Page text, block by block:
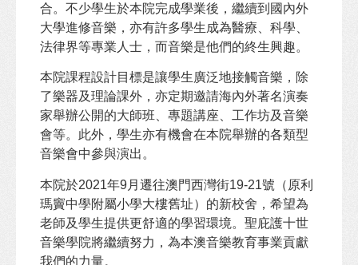
合。不少學生於本院完成學業後，繼續到國內外
大學進修音樂，亦有許多學生成為醫療、科學、
法律界等專業人士，而音樂是他們的終生興趣。
本院課程設計目標是讓學生廣泛地接觸音樂，除
了樂器及理論課外，亦定期邀請海內外著名演奏
家舉辦公開的大師班、專題講座、工作坊及音樂
會等。此外，學生亦有機會在本院舉辦的各類型
音樂會中參與演出。
本院於2021年9月遷往澳門西灣街19-21號（原利
瑪竇中學附屬小學大樓舊址）的新校舍，希望為
老師及學生提供更舒適的學習環境。聖庇護十世
音樂學院將繼續努力，為本澳音樂教育事業貢獻
我們的力量。